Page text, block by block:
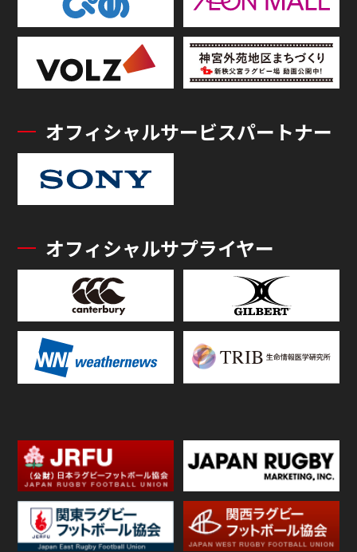
オフィシャルサービスパートナー
オフィシャルサプライヤー